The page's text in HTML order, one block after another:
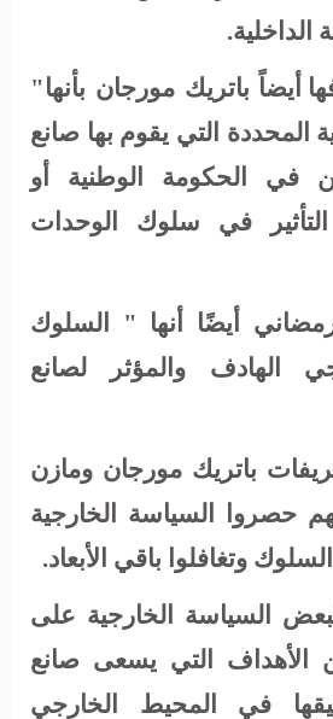
الداخلية.
أيضاً باتريك مورجان بأنها"
المحددة التي يقوم بها صانع
في الحكومة الوطنية أو
في سلوك الوحدات
أيضًا أنها " السلوك
الهادف والمؤثر لصانع
باتريك مورجان ومازن
حصروا السياسة الخارجية
وتغافلوا باقي الأبعاد.
السياسة الخارجية على
الأهداف التي يسعى صانع
في المحيط الخارجي